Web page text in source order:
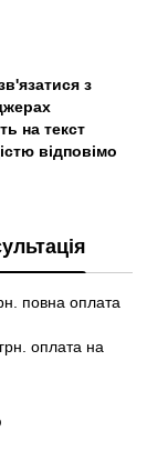
з
на текст
відповімо
повна оплата
оплата на